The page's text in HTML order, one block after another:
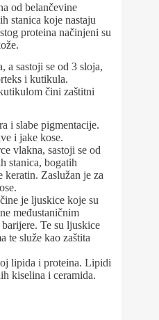
od belančevine
stanica koje nastaju
proteina načinjeni su
a sastoji se od 3 sloja,
i kutikula.
čini zaštitni
i slabe pigmentacije.
i jake kose.
vlakna, sastoji se od
stanica, bogatih
keratin. Zaslužan je za
je ljuskice koje su
međustaničnim
Te su ljuskice
te služe kao zaštita
lipida i proteina. Lipidi
kiselina i ceramida.